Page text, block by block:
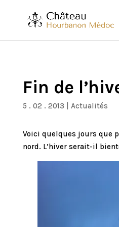
Fin de
5 . 02 . 2013 Actualités
Voici quelques jours que
nord. L’hiver serait-il